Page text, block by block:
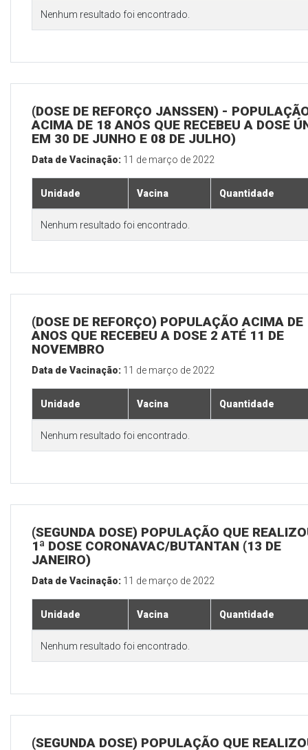
Nenhum resultado foi encontrado.
(DOSE DE REFORÇO JANSSEN) -
ACIMA DE 18 ANOS QUE RECEBEU A DOSE
EM 30 DE JUNHO E 08 DE JULHO)
Data de Vacinação: 11 de março de 2022
Unidade Vacina Quantidade
Nenhum resultado foi encontrado.
(DOSE DE REFORÇO) POPULAÇÃO ACIMA DE
ANOS QUE RECEBEU A DOSE 2 ATÉ 11 DE
NOVEMBRO
Data de Vacinação: 11 de março de 2022
Unidade Vacina Quantidade
Nenhum resultado foi encontrado.
(SEGUNDA DOSE) POPULAÇÃO QUE
1ª DOSE CORONAVAC/BUTANTAN (13 DE
JANEIRO)
Data de Vacinação: 11 de março de 2022
Unidade Vacina Quantidade
Nenhum resultado foi encontrado.
(SEGUNDA DOSE) POPULAÇÃO QUE